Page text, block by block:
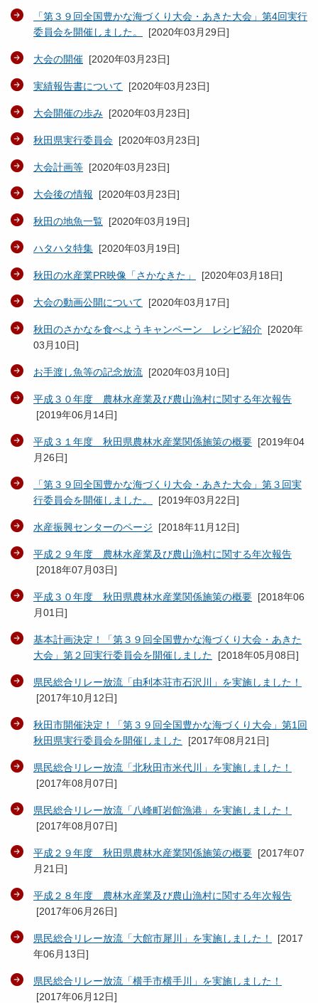
「第３９回全国豊かな海づくり大会・あきた大会」第4回実行
委員会を開催しました。
[2020年03月29日]
大会の開催 [2020年03月23日]
実績報告書について [2020年03月23日]
大会開催の歩み [2020年03月23日]
秋田県実行委員会 [2020年03月23日]
大会計画等 [2020年03月23日]
大会後の情報 [2020年03月23日]
秋田の地魚一覧 [2020年03月19日]
ハタハタ特集 [2020年03月19日]
秋田の水産業PR映像「さかなきた」 [2020年03月18日]
大会の動画公開について [2020年03月17日]
秋田のさかなを食べようキャンペーン レシピ紹介 [2020年
03月10日]
お手渡し魚等の記念放流 [2020年03月10日]
平成３０年度 農林水産業及び農山漁村に関する年次報告
[2019年06月14日]
平成３１年度 秋田県農林水産業関係施策の概要 [2019年04
月26日]
「第３９回全国豊かな海づくり大会・あきた大会」第３回実
行委員会を開催しました。
[2019年03月22日]
水産振興センターのページ [2018年11月12日]
平成２９年度 農林水産業及び農山漁村に関する年次報告
[2018年07月03日]
平成３０年度 秋田県農林水産業関係施策の概要 [2018年06
月01日]
基本計画決定！「第３９回全国豊かな海づくり大会・あきた
大会」第２回実行委員会を開催しました [2018年05月08日]
県民総合リレー放流「由利本荘市石沢川」を実施しました！
[2017年10月12日]
秋田市開催決定！「第３９回全国豊かな海づくり大会」第1回
秋田県実行委員会を開催しました [2017年08月21日]
県民総合リレー放流「北秋田市米代川」を実施しました！
[2017年08月07日]
県民総合リレー放流「八峰町岩館漁港」を実施しました！
[2017年08月07日]
平成２９年度 秋田県農林水産業関係施策の概要 [2017年07
月21日]
平成２８年度 農林水産業及び農山漁村に関する年次報告
[2017年06月26日]
県民総合リレー放流「大館市犀川」を実施しました！ [2017
年06月13日]
県民総合リレー放流「横手市横手川」を実施しました！
[2017年06月12日]